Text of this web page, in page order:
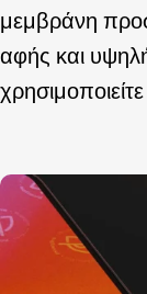
μεμβράνη
αφής και